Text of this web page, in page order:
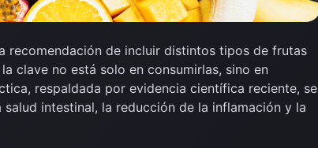
recomendación de incluir distintos tipos de frutas
clave no está solo en consumirlas, sino en
respaldada por evidencia científica reciente, se
intestinal, la reducción de la inflamación y la